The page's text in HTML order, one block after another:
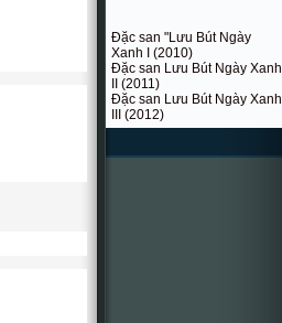
Đặc san "Lưu Bút Ngày
Xanh I (2010)
Đặc san Lưu Bút Ngày Xanh
II (2011)
Đặc san Lưu Bút Ngày Xanh
III (2012)